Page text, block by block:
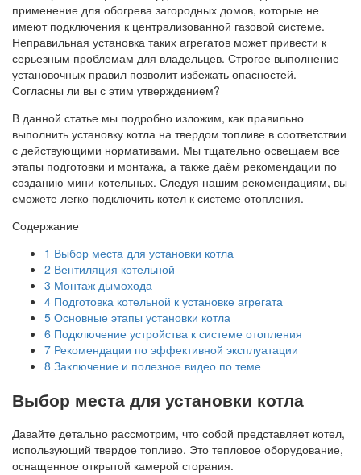
применение для обогрева загородных домов, которые не
имеют подключения к централизованной газовой системе.
Неправильная установка таких агрегатов может привести к
серьезным проблемам для владельцев. Строгое выполнение
установочных правил позволит избежать опасностей.
Согласны ли вы с этим утверждением?
В данной статье мы подробно изложим, как правильно
выполнить установку котла на твердом топливе в соответствии
с действующими нормативами. Мы тщательно освещаем все
этапы подготовки и монтажа, а также даём рекомендации по
созданию мини-котельных. Следуя нашим рекомендациям, вы
сможете легко подключить котел к системе отопления.
Содержание
1 Выбор места для установки котла
2 Вентиляция котельной
3 Монтаж дымохода
4 Подготовка котельной к установке агрегата
5 Основные этапы установки котла
6 Подключение устройства к системе отопления
7 Рекомендации по эффективной эксплуатации
8 Заключение и полезное видео по теме
Выбор места для установки котла
Давайте детально рассмотрим, что собой представляет котел,
использующий твердое топливо. Это тепловое оборудование,
оснащенное открытой камерой сгорания.